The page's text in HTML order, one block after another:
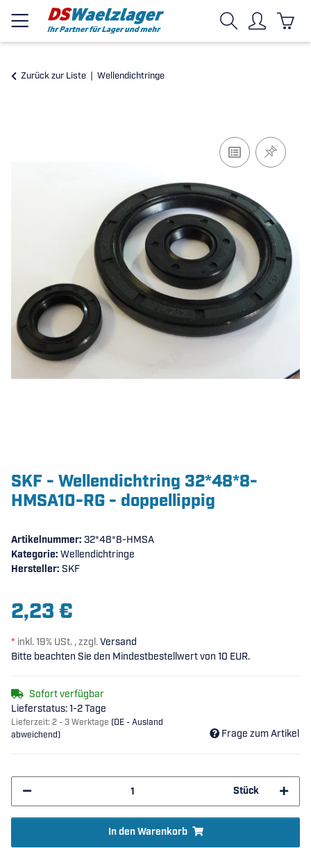
Zurück zur Liste Wellendichtringe
SKF - Wellendichtring 32*48*8-
HMSA10-RG - doppellippig
Artikelnummer: 32*48*8-HMSA
Kategorie: Wellendichtringe
Hersteller: SKF
2,23 €
* inkl. 19% USt. , zzgl.Versand
Bitte beachten Sie den Mindestbestellwert von 10 EUR.
Sofort verfügbar
Lieferstatus: 1-2 Tage
Lieferzeit: 2 - 3 Werktage (DE - Ausland
abweichend)
Frage zum Artikel
Stück
In den Warenkorb